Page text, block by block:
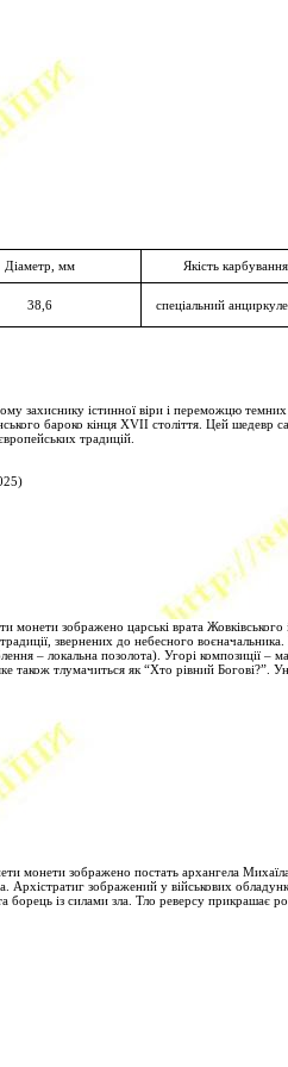
Діаметр, мм Якість карбування
38,6 спеціальний
захиснику істинної віри і переможцю
бароко кінця XVII століття. Цей
традицій.
монети зображено царські врата
звернених до небесного
– локальна позолота). Угорі композиції
також тлумачиться як “Хто рівний
монети зображено постать архангела
Архістратиг зображений у військових
борець із силами зла. Тло реверсу прикрашає